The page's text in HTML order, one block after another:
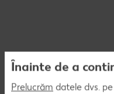
Înainte de a
Prelucrăm datele dvs.